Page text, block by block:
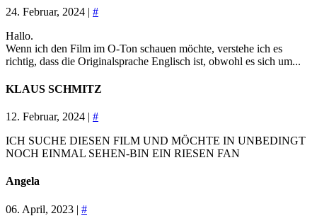
24. Februar, 2024 | #
Hallo.
Wenn ich den Film im O-Ton schauen möchte, verstehe ich es
richtig, dass die Originalsprache Englisch ist, obwohl es sich um...
KLAUS SCHMITZ
12. Februar, 2024 | #
ICH SUCHE DIESEN FILM UND MÖCHTE IN UNBEDINGT
NOCH EINMAL SEHEN-BIN EIN RIESEN FAN
Angela
06. April, 2023 | #